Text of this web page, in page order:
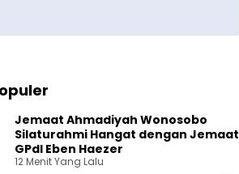
Jemaat Ahmadiyah Wonosobo
Silaturahmi Hangat dengan Jemaat
GPdI Eben Haezer
12 Menit Yang Lalu